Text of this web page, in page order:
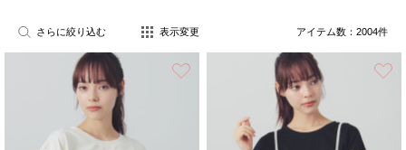
さらに絞り込む 表示変更 アイテム数： 2004件